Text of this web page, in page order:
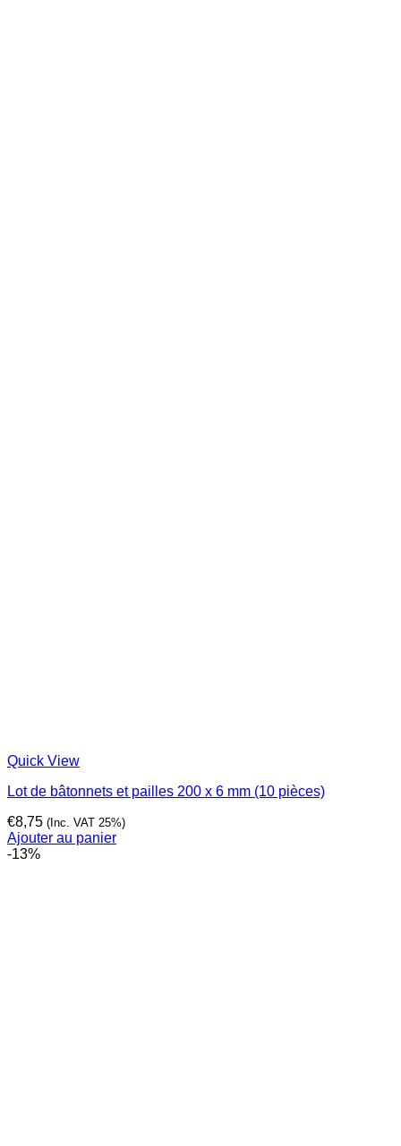
Quick View
Lot de bâtonnets et pailles 200 x 6 mm (10 pièces)
€8,75 (Inc. VAT 25%)
Ajouter au panier
-13%